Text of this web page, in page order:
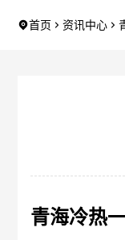
首页 资讯中心
青海冷热